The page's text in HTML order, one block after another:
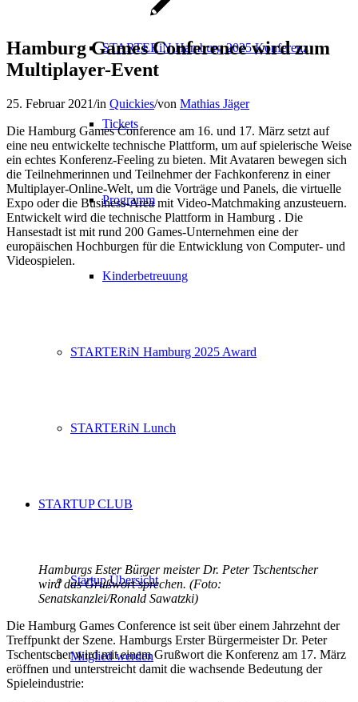
STARTERiN Hamburg 2025 Konferenz
Tickets
Programm
Kinderbetreuung
STARTERiN Hamburg 2025 Award
STARTERiN Lunch
STARTUP CLUB
Startup Übersicht
Mitglied werden
Hamburg Games Conference wird zum
Multiplayer-Event
25. Februar 2021/in Quickies/von Mathias Jäger
Die Hamburg Games Conference am 16. und 17. März setzt auf
eine neu entwickelte technische Plattform, um auf spielerische Weise
ein echtes Konferenz-Feeling zu bieten. Mit Avataren bewegen sich
die Teilnehmerinnen und Teilnehmer der Fachkonferenz in einer
Multiplayer-Online-Welt, um die Vorträge und Panels, die virtuelle
Expo oder die Business-Area mit Video-Matchmaking anzusteuern.
Entwickelt wird die technische Plattform in Hamburg . Die
Hansestadt ist mit rund 200 Games-Unternehmen eine der
europäischen Hochburgen für die Entwicklung von Computer- und
Videospielen.
Hamburgs Ester Bürger meister Dr. Peter Tschentscher
wird das Grußwort sprechen. (Foto:
Senatskanzlei/Ronald Sawatzki)
Die Hamburg Games Conference ist seit über einem Jahrzehnt der
Treffpunkt der Szene. Hamburgs Erster Bürgermeister Dr. Peter
Tschentscher wird mit einem Grußwort die Konferenz am 17. März
eröffnen und unterstreicht damit die wachsende Bedeutung der
Spieleindustrie: